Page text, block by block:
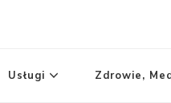
Usługi Zdrowie,